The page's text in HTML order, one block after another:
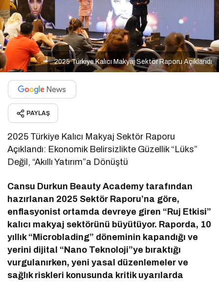
2025 Türkiye Kalıcı Makyaj Sektör Raporu Açıklandı
PAYLAŞ
2025 Türkiye Kalıcı Makyaj Sektör Raporu
Açıklandı: Ekonomik Belirsizlikte Güzellik “Lüks”
Değil, “Akıllı Yatırım”a Dönüştü
Cansu Durkun Beauty Academy tarafından
hazırlanan 2025 Sektör Raporu’na göre,
enflasyonist ortamda devreye giren “Ruj Etkisi”
kalıcı makyaj sektörünü büyütüyor. Raporda, 10
yıllık “Microblading” döneminin kapandığı ve
yerini dijital “Nano Teknoloji”ye bıraktığı
vurgulanırken, yeni yasal düzenlemeler ve
sağlık riskleri konusunda kritik uyarılarda